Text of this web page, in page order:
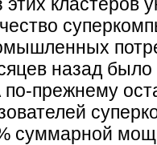
этих кластеров
назад
прежнему
суммарной